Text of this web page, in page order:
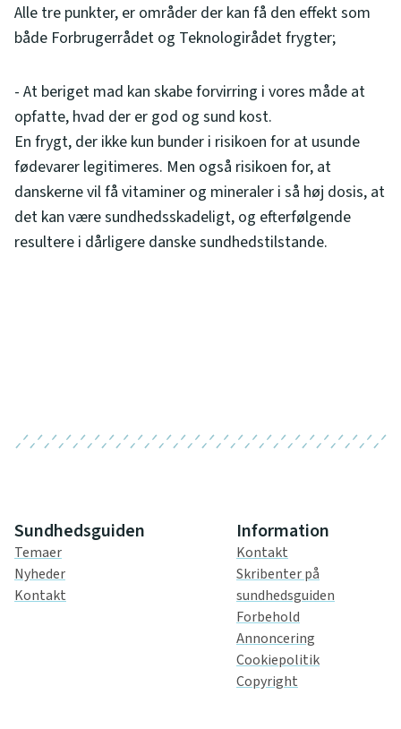
Alle tre punkter, er områder der kan få den effekt som
både Forbrugerrådet og Teknologirådet frygter;
- At beriget mad kan skabe forvirring i vores måde at
opfatte, hvad der er god og sund kost.
En frygt, der ikke kun bunder i risikoen for at usunde
fødevarer legitimeres. Men også risikoen for, at
danskerne vil få vitaminer og mineraler i så høj dosis, at
det kan være sundhedsskadeligt, og efterfølgende
resultere i dårligere danske sundhedstilstande.
Sundhedsguiden
Temaer
Nyheder
Kontakt
Information
Kontakt
Skribenter på
sundhedsguiden
Forbehold
Annoncering
Cookiepolitik
Copyright